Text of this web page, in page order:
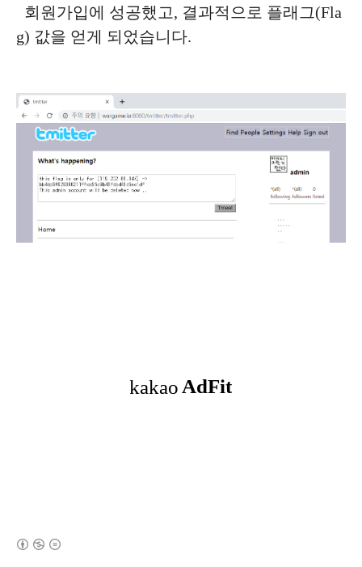
회원가입에 성공했고, 결과적으로 플래그(Fla
g) 값을 얻게 되었습니다.